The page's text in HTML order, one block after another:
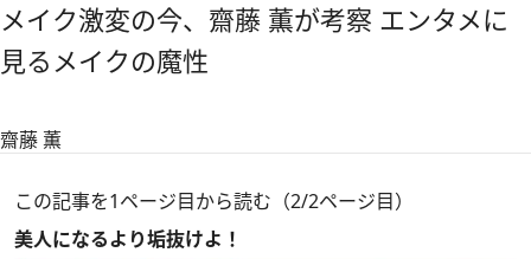
メイク激変の今、齋藤 薫が考察 エンタメに
見るメイクの魔性
齋藤 薫
この記事を1ページ目から読む（2/2ページ目）
美人になるより垢抜けよ！